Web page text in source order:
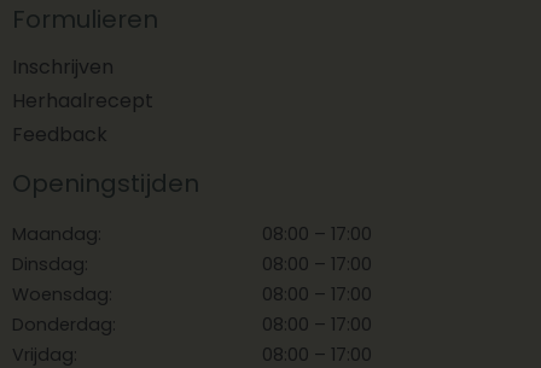
Formulieren
Inschrijven
Herhaalrecept
Feedback
Openingstijden
Maandag:
08:00 – 17:00
Dinsdag:
08:00 – 17:00
Woensdag:
08:00 – 17:00
Donderdag:
08:00 – 17:00
Vrijdag:
08:00 – 17:00